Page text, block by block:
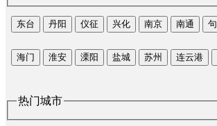
东台 丹阳 仪征 兴化 南京 南通
海门 淮安 溧阳 盐城 苏州 连云港
热门城市